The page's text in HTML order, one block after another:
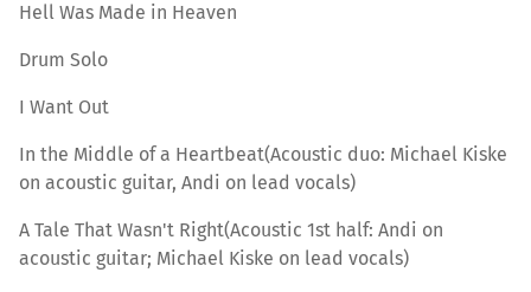
Hell Was Made in Heaven
Drum Solo
I Want Out
In the Middle of a Heartbeat(Acoustic duo: Michael Kiske
on acoustic guitar, Andi on lead vocals)
A Tale That Wasn't Right(Acoustic 1st half: Andi on
acoustic guitar; Michael Kiske on lead vocals)